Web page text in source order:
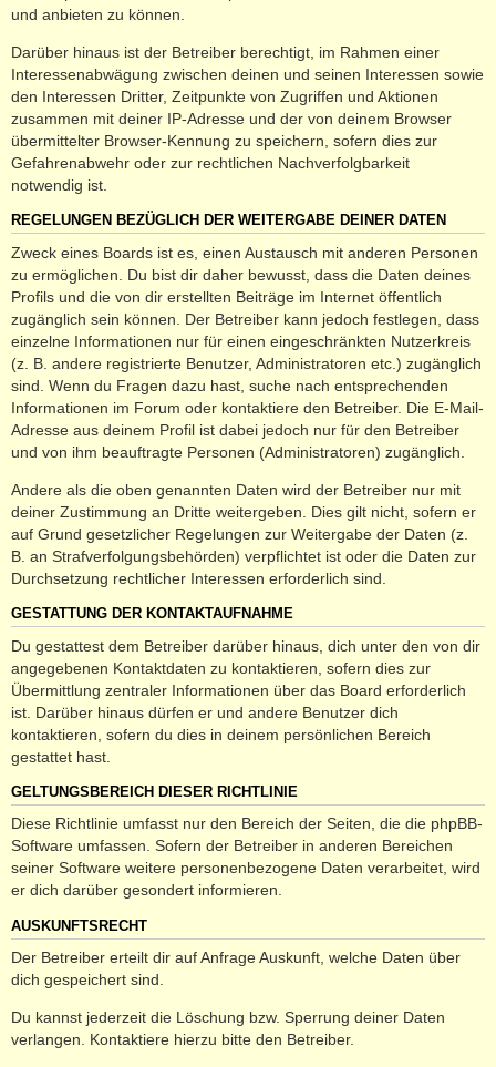
und anbieten zu können.
Darüber hinaus ist der Betreiber berechtigt, im Rahmen einer
Interessenabwägung zwischen deinen und seinen Interessen sowie
den Interessen Dritter, Zeitpunkte von Zugriffen und Aktionen
zusammen mit deiner IP-Adresse und der von deinem Browser
übermittelter Browser-Kennung zu speichern, sofern dies zur
Gefahrenabwehr oder zur rechtlichen Nachverfolgbarkeit
notwendig ist.
REGELUNGEN BEZÜGLICH DER WEITERGABE DEINER DATEN
Zweck eines Boards ist es, einen Austausch mit anderen Personen
zu ermöglichen. Du bist dir daher bewusst, dass die Daten deines
Profils und die von dir erstellten Beiträge im Internet öffentlich
zugänglich sein können. Der Betreiber kann jedoch festlegen, dass
einzelne Informationen nur für einen eingeschränkten Nutzerkreis
(z. B. andere registrierte Benutzer, Administratoren etc.) zugänglich
sind. Wenn du Fragen dazu hast, suche nach entsprechenden
Informationen im Forum oder kontaktiere den Betreiber. Die E-Mail-
Adresse aus deinem Profil ist dabei jedoch nur für den Betreiber
und von ihm beauftragte Personen (Administratoren) zugänglich.
Andere als die oben genannten Daten wird der Betreiber nur mit
deiner Zustimmung an Dritte weitergeben. Dies gilt nicht, sofern er
auf Grund gesetzlicher Regelungen zur Weitergabe der Daten (z.
B. an Strafverfolgungsbehörden) verpflichtet ist oder die Daten zur
Durchsetzung rechtlicher Interessen erforderlich sind.
GESTATTUNG DER KONTAKTAUFNAHME
Du gestattest dem Betreiber darüber hinaus, dich unter den von dir
angegebenen Kontaktdaten zu kontaktieren, sofern dies zur
Übermittlung zentraler Informationen über das Board erforderlich
ist. Darüber hinaus dürfen er und andere Benutzer dich
kontaktieren, sofern du dies in deinem persönlichen Bereich
gestattet hast.
GELTUNGSBEREICH DIESER RICHTLINIE
Diese Richtlinie umfasst nur den Bereich der Seiten, die die phpBB-
Software umfassen. Sofern der Betreiber in anderen Bereichen
seiner Software weitere personenbezogene Daten verarbeitet, wird
er dich darüber gesondert informieren.
AUSKUNFTSRECHT
Der Betreiber erteilt dir auf Anfrage Auskunft, welche Daten über
dich gespeichert sind.
Du kannst jederzeit die Löschung bzw. Sperrung deiner Daten
verlangen. Kontaktiere hierzu bitte den Betreiber.